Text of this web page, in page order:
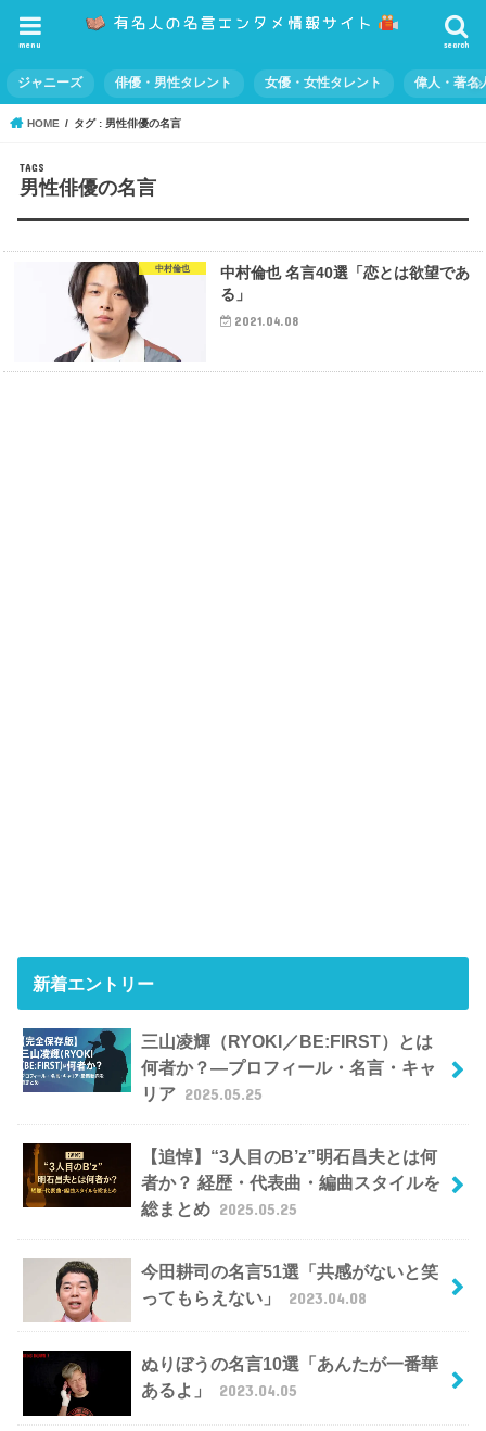
search
menu
ジャニーズ 俳優・男性タレント 女優・女性タレント 偉人・著名
HOME タグ : 男性俳優の名言
男性俳優の名言
中村倫也
中村倫也 名言40選「恋とは欲望であ
る」
2021.04.08
新着エントリー
三山凌輝（RYOKI／BE:FIRST）とは
何者か？―プロフィール・名言・キャ
リア 2025.05.25
【追悼】“3人目のB’z”明石昌夫とは何
者か？ 経歴・代表曲・編曲スタイルを
総まとめ 2025.05.25
今田耕司の名言51選「共感がないと笑
ってもらえない」
2023.04.08
ぬりぼうの名言10選「あんたが一番華
あるよ」
2023.04.05